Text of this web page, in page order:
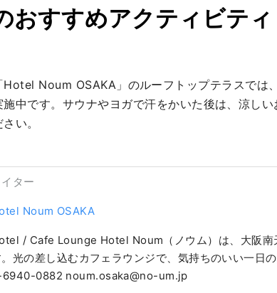
おすすめアクティビティ
Hotel Noum OSAKA」のルーフトップテラスでは
施中です。サウナやヨガで汗をかいた後は、涼し
い。
ター
Noum OSAKA
/ Cafe Lounge Hotel Noum（ノウム）は、大阪南
光の差し込むカフェラウンジで、気持ちのいい一日の始まりを。
0882 noum.osaka@no-um.jp